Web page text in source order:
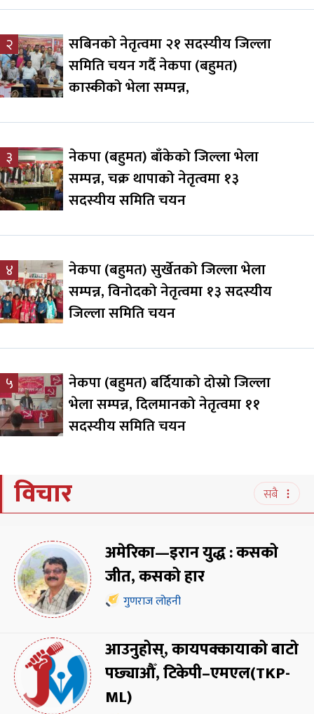
२
सबिनको नेतृत्वमा २१ सदस्यीय जिल्ला
समिति चयन गर्दै नेकपा (बहुमत)
कास्कीको भेला सम्पन्न,
३
नेकपा (बहुमत) बाँकेको जिल्ला भेला
सम्पन्न, चक्र थापाको नेतृत्वमा १३
सदस्यीय समिति चयन
४
नेकपा (बहुमत) सुर्खेतको जिल्ला भेला
सम्पन्न, विनोदको नेतृत्वमा १३ सदस्यीय
जिल्ला समिति चयन
५
नेकपा (बहुमत) बर्दियाको दोस्रो जिल्ला
भेला सम्पन्न, दिलमानको नेतृत्वमा ११
सदस्यीय समिति चयन
विचार सबै
अमेरिका—इरान युद्ध : कसको
जीत, कसको हार
गुणराज लोहनी
आउनुहोस्, कायपक्कायाको बाटो
पछ्याऔँ, टिकेपी–एमएल(TKP-
ML)